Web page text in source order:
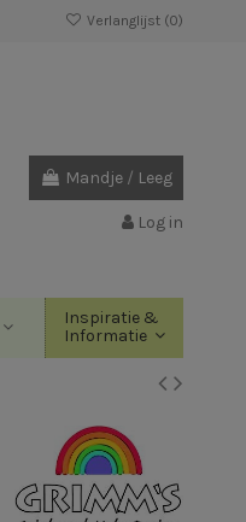
Verlanglijst (0)
Mandje / Leeg
Log in
Inspiratie &
Informatie